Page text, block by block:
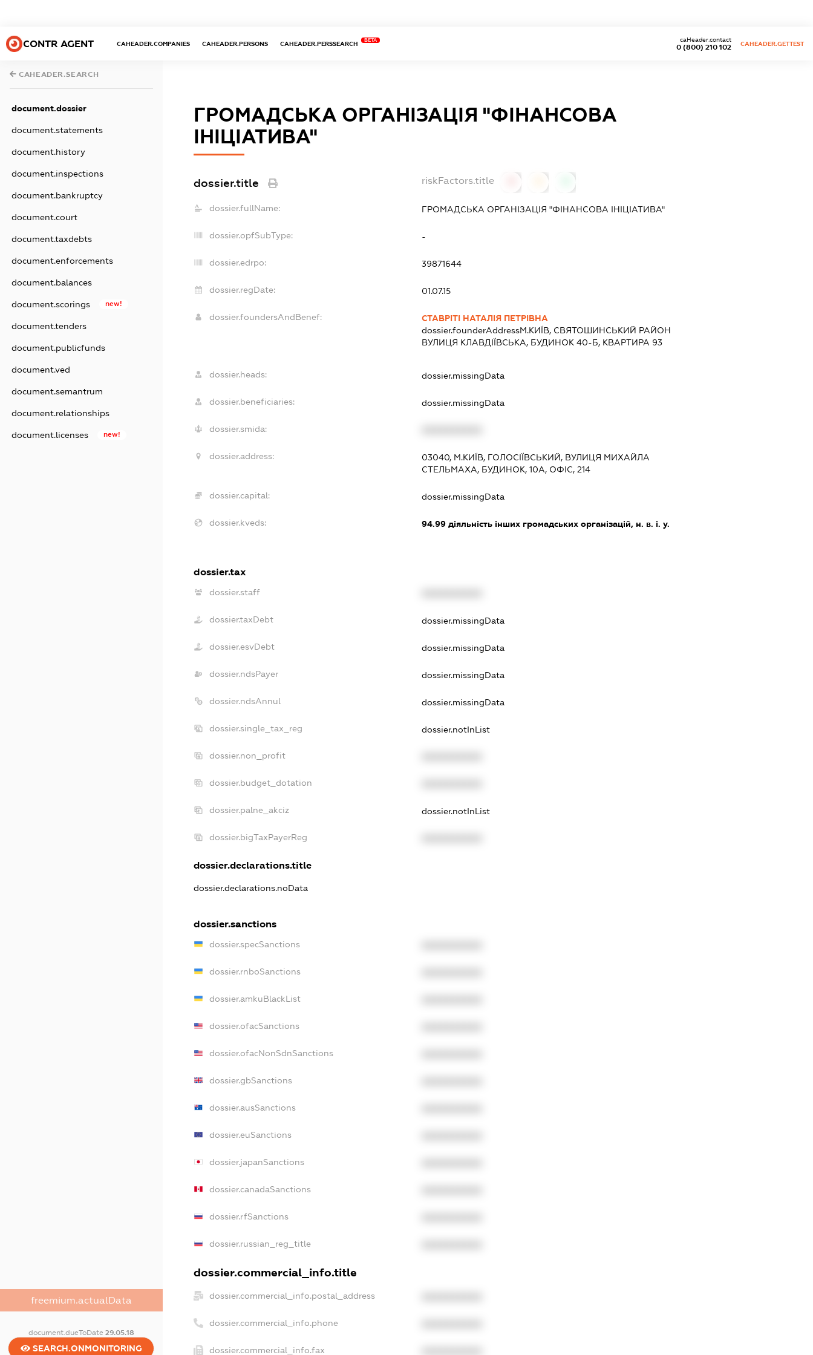
CONTR AGENT CAHEADER.COMPANIES CAHEADER.PERSONS CAHEADER.PERSSEARCH
BETA
0 (800) 210 102
caHeader.contact
CAHEADER.GETTEST
CAHEADER.SEARCH
document.dossier
document.statements
document.history
document.inspections
document.bankruptcy
document.court
document.taxdebts
document.enforcements
document.balances
document.scorings new!
document.tenders
document.publicfunds
document.ved
document.semantrum
document.relationships
document.licenses new!
freemium.actualData
document.dueToDate 29.05.18
SEARCH.ONMONITORING
ГРОМАДСЬКА ОРГАНІЗАЦІЯ "ФІНАНСОВА
ІНІЦІАТИВА"
dossier.title riskFactors.title
dossier.fullName: ГРОМАДСЬКА ОРГАНІЗАЦІЯ "ФІНАНСОВА ІНІЦІАТИВА"
dossier.opfSubType: -
dossier.edrpo: 39871644
dossier.regDate: 01.07.15
dossier.foundersAndBenef:
СТАВРІТІ НАТАЛІЯ ПЕТРІВНА
dossier.founderAddressМ.КИЇВ, СВЯТОШИНСЬКИЙ РАЙОН
ВУЛИЦЯ КЛАВДІЇВСЬКА, БУДИНОК 40-Б, КВАРТИРА 93
dossier.heads: dossier.missingData
dossier.beneficiaries: dossier.missingData
dossier.smida:
dossier.address:
03040, М.КИЇВ, ГОЛОСІЇВСЬКИЙ, ВУЛИЦЯ МИХАЙЛА
СТЕЛЬМАХА, БУДИНОК, 10А, ОФІС, 214
dossier.capital: dossier.missingData
dossier.kveds: 94.99 діяльність інших громадських організацій, н. в. і. у.
dossier.tax
dossier.staff
dossier.taxDebt dossier.missingData
dossier.esvDebt dossier.missingData
dossier.ndsPayer dossier.missingData
dossier.ndsAnnul dossier.missingData
dossier.single_tax_reg dossier.notInList
dossier.non_profit
dossier.budget_dotation
dossier.palne_akciz dossier.notInList
dossier.bigTaxPayerReg
dossier.declarations.title
dossier.declarations.noData
dossier.sanctions
dossier.specSanctions
dossier.rnboSanctions
dossier.amkuBlackList
dossier.ofacSanctions
dossier.ofacNonSdnSanctions
dossier.gbSanctions
dossier.ausSanctions
dossier.euSanctions
dossier.japanSanctions
dossier.canadaSanctions
dossier.rfSanctions
dossier.russian_reg_title
dossier.commercial_info.title
dossier.commercial_info.postal_address
dossier.commercial_info.phone
dossier.commercial_info.fax